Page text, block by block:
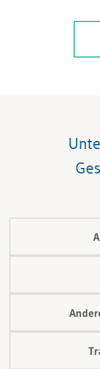
variablen
letzten Jahren